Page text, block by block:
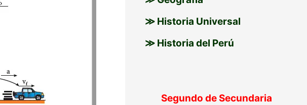
≫ Historia Universal
≫ Historia del Perú
Segundo de Secundaria